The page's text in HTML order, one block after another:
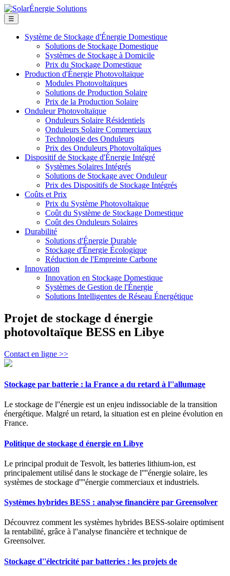
☰
Système de Stockage d'Énergie Domestique
Solutions de Stockage Domestique
Systèmes de Stockage à Domicile
Prix du Stockage Domestique
Production d'Énergie Photovoltaïque
Modules Photovoltaïques
Solutions de Production Solaire
Prix de la Production Solaire
Onduleur Photovoltaïque
Onduleurs Solaire Résidentiels
Onduleurs Solaire Commerciaux
Technologie des Onduleurs
Prix des Onduleurs Photovoltaïques
Dispositif de Stockage d'Énergie Intégré
Systèmes Solaires Intégrés
Solutions de Stockage avec Onduleur
Prix des Dispositifs de Stockage Intégrés
Coûts et Prix
Prix du Système Photovoltaïque
Coût du Système de Stockage Domestique
Coût des Onduleurs Solaires
Durabilité
Solutions d'Énergie Durable
Stockage d'Énergie Écologique
Réduction de l'Empreinte Carbone
Innovation
Innovation en Stockage Domestique
Systèmes de Gestion de l'Énergie
Solutions Intelligentes de Réseau Énergétique
Projet de stockage d énergie
photovoltaïque BESS en Libye
Contact en ligne >>
Stockage par batterie : la France a du retard à l''allumage
Le stockage de l''énergie est un enjeu indissociable de la transition
énergétique. Malgré un retard, la situation est en pleine évolution en
France.
Politique de stockage d énergie en Libye
Le principal produit de Tesvolt, les batteries lithium-ion, est
principalement utilisé dans le stockage de l''''énergie solaire, les
systèmes de stockage d''''énergie commerciaux et industriels.
Systèmes hybrides BESS : analyse financière par Greensolver
Découvrez comment les systèmes hybrides BESS-solaire optimisent
la rentabilité, grâce à l''analyse financière et technique de
Greensolver.
Stockage d''électricité par batteries : les projets de